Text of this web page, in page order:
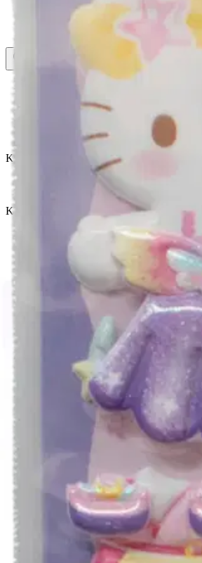
Avaa kuva suurempana
Avaa kuva suurempana
Karusellin nuolipainikkeet
Karusellin pikakuvakkeet